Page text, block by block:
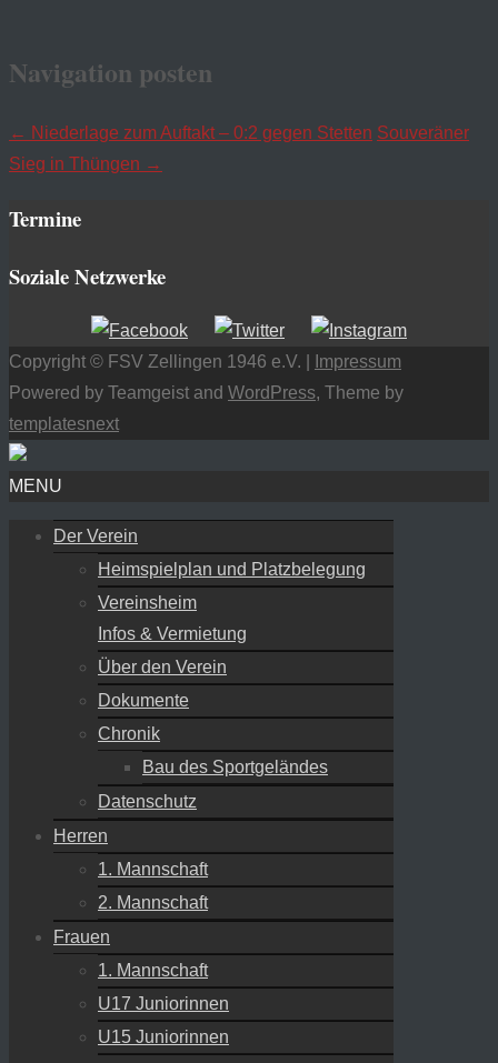
Navigation posten
← Niederlage zum Auftakt – 0:2 gegen Stetten Souveräner
Sieg in Thüngen →
Termine
Soziale Netzwerke
Copyright © FSV Zellingen 1946 e.V. |
Impressum
Powered by Teamgeist and WordPress, Theme by
templatesnext
MENU
Der Verein
Heimspielplan und Platzbelegung
Vereinsheim
Infos & Vermietung
Über den Verein
Dokumente
Chronik
Bau des Sportgeländes
Datenschutz
Herren
1. Mannschaft
2. Mannschaft
Frauen
1. Mannschaft
U17 Juniorinnen
U15 Juniorinnen